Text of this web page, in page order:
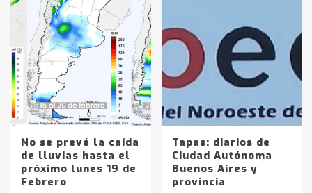
No se prevé la caída
de lluvias hasta el
próximo lunes 19 de
Febrero
Tapas: diarios de
Ciudad Autónoma
Buenos Aires y
provincia
Accidente en Ruta 5: falleció un
joven de Trenque Lauquen
5
Los precios de los combustibles en
La Pampa, desde YPF hasta Axion
entre 857 a 1338 pesos
6
La Bolsa de Cereales de Bahía
Blanca anticipa que Agosto vendrá
con lluvias y heladas, en gran parte